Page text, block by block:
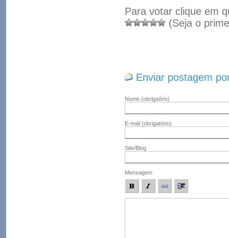
Para votar clique em
(Seja o
Enviar postagem
Nome (obrigaório)
E-mail (obrigatório)
Site/Blog
Mensagem